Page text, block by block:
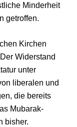
Minderheit
getroffen.
Kirchen
Widerstand
unter
liberalen und
die bereits
Mubarak-
bisher.